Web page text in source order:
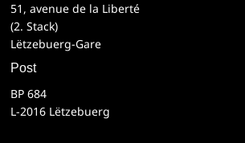
51, avenue de la Liberté
(2. Stack)
Lëtzebuerg-Gare
Post
BP 684
L-2016 Lëtzebuerg